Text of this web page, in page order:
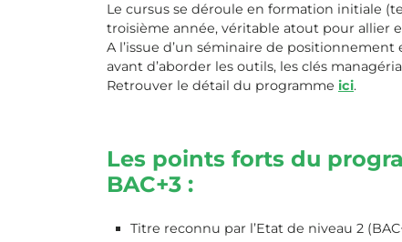
Le cursus se déroule en formation initiale
troisième année, véritable atout pour allier
A l’issue d’un séminaire de
avant d’aborder les outils, les clés
Retrouver le détail du programme ici.
Les points forts du
BAC+3 :
Titre reconnu par l’Etat de niveau 2